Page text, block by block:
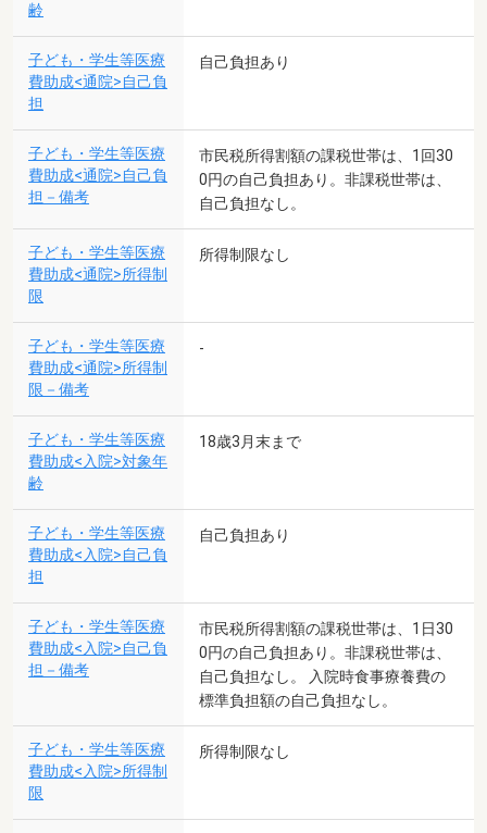
齢
子ども・学生等医療
費助成<通院>自己負
担
自己負担あり
子ども・学生等医療
費助成<通院>自己負
担－備考
市民税所得割額の課税世帯は、1回30
0円の自己負担あり。非課税世帯は、
自己負担なし。
子ども・学生等医療
費助成<通院>所得制
限
所得制限なし
子ども・学生等医療
費助成<通院>所得制
限－備考
-
子ども・学生等医療
費助成<入院>対象年
齢
18歳3月末まで
子ども・学生等医療
費助成<入院>自己負
担
自己負担あり
子ども・学生等医療
費助成<入院>自己負
担－備考
市民税所得割額の課税世帯は、1日30
0円の自己負担あり。非課税世帯は、
自己負担なし。 入院時食事療養費の
標準負担額の自己負担なし。
子ども・学生等医療
費助成<入院>所得制
限
所得制限なし